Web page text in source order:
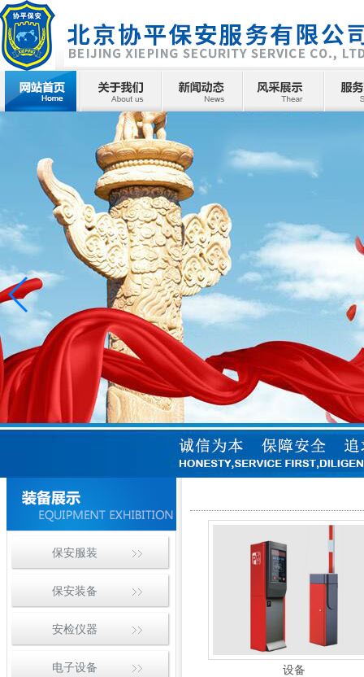
保安服装
保安装备
安检仪器
电子设备 设备